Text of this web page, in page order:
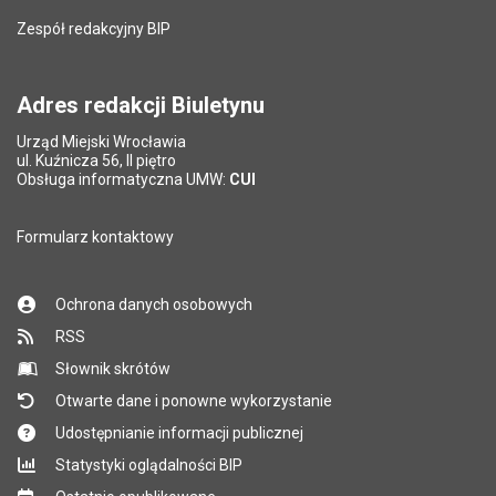
Pytanie antyspamowe
*
Pole wymagane
Zespół redakcyjny BIP
Adres redakcji Biuletynu
Urząd Miejski Wrocławia
ul. Kuźnicza 56, II piętro
Obsługa informatyczna UMW: CUI
Formularz kontaktowy
Ochrona danych osobowych
RSS
Słownik skrótów
Otwarte dane i ponowne wykorzystanie
Udostępnianie informacji publicznej
Statystyki oglądalności BIP